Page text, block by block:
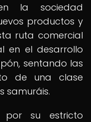
la sociedad
productos y
ruta comercial
en el desarrollo
sentando las
de una clase
samuráis.
por su estricto